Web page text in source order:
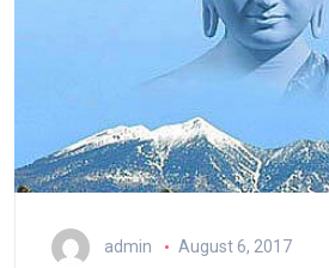
admin August 6, 2017